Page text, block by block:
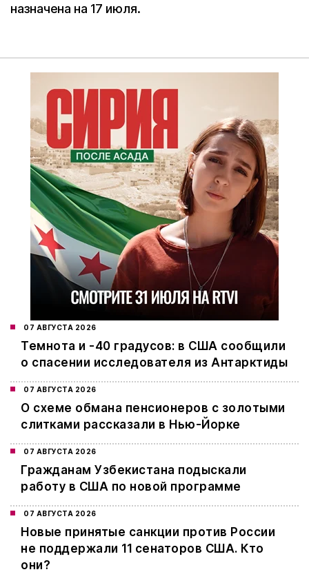
назначена на 17 июля.
07 АВГУСТА 2026
Темнота и -40 градусов: в США сообщили
о спасении исследователя из Антарктиды
07 АВГУСТА 2026
О схеме обмана пенсионеров с золотыми
слитками рассказали в Нью-Йорке
07 АВГУСТА 2026
Гражданам Узбекистана подыскали
работу в США по новой программе
07 АВГУСТА 2026
Новые принятые санкции против России
не поддержали 11 сенаторов США. Кто
они?